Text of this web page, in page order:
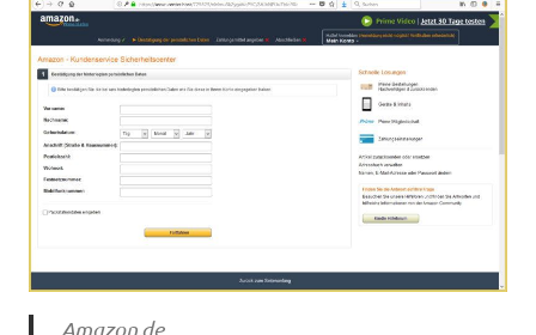
Amazon.de